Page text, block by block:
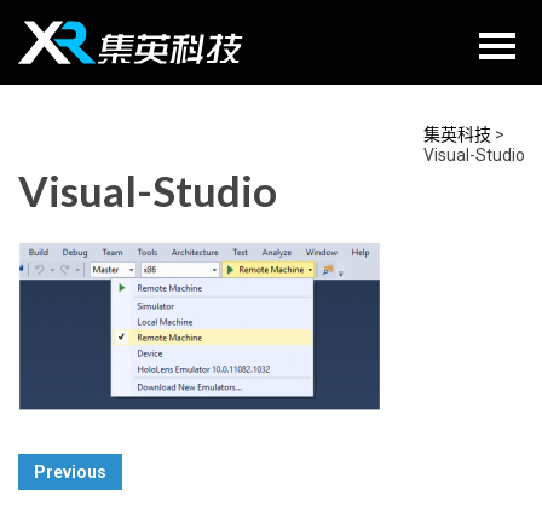
content
集英科技 >
Visual-Studio
Visual-Studio
Post
Navigation
Previous